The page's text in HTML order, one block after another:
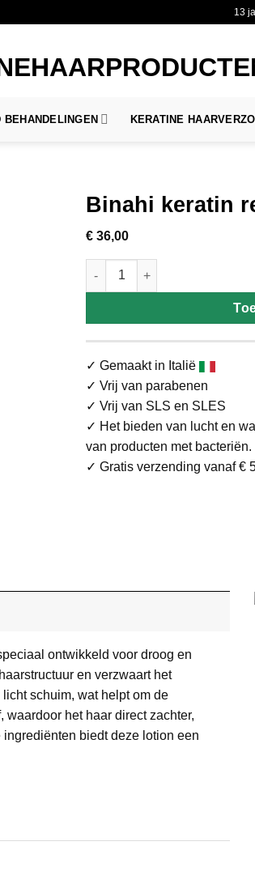
13
BEHANDELINGEN KERATINE
Binahi keratin
€ 36,00
Binahi keratin repair lotion
✓ Gemaakt in Italië
✓ Vrij van parabenen
✓ Vrij van SLS en SLES
✓ Het bieden van lucht en
van producten met bacteriën.
✓ Gratis verzending vanaf €
ontwikkeld voor droog en
en verzwaart het
schuim, wat helpt om de
het haar direct zachter,
biedt deze lotion een